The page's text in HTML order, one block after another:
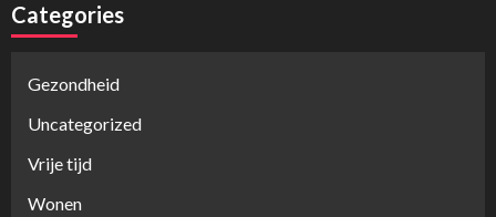
Categories
Gezondheid
Uncategorized
Vrije tijd
Wonen